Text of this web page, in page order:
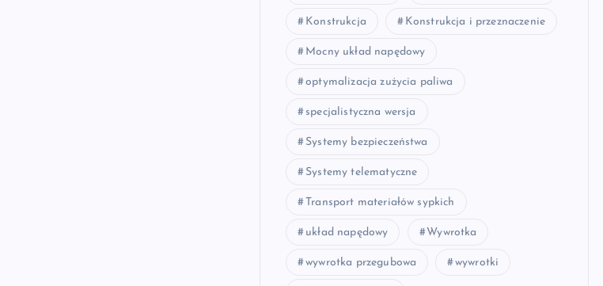
Konstrukcja Konstrukcja i przeznaczenie
Mocny układ napędowy
optymalizacja zużycia paliwa
specjalistyczna wersja
Systemy bezpieczeństwa
Systemy telematyczne
Transport materiałów sypkich
układ napędowy Wywrotka
wywrotka przegubowa wywrotki